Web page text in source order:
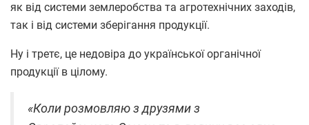
як від системи землеробства та агротехнічних заходів,
так і від системи зберігання продукції.
Ну і третє, це недовіра до української органічної
продукції в цілому.
«Коли розмовляю з друзями з